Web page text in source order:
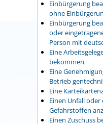
Einbürgerung
ohne
Einbürgerung
oder
Person mit
Eine
bekommen
Eine
Betrieb
Eine
Einen Unfall
Gefahrstoffen
Einen Zuschuss